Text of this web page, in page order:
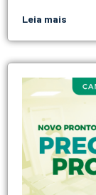
Leia mais